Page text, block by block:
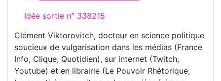
Idée sortie n° 338215
Clément Viktorovitch, docteur en science politique
soucieux de vulgarisation dans les médias (France
Info, Clique, Quotidien), sur internet (Twitch,
Youtube) et en librairie (Le Pouvoir Rhétorique,